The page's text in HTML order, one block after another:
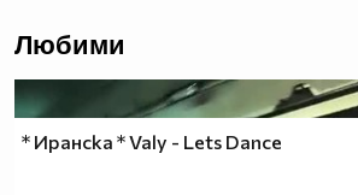
Любими
* Иранска * Valy - Lets Dance